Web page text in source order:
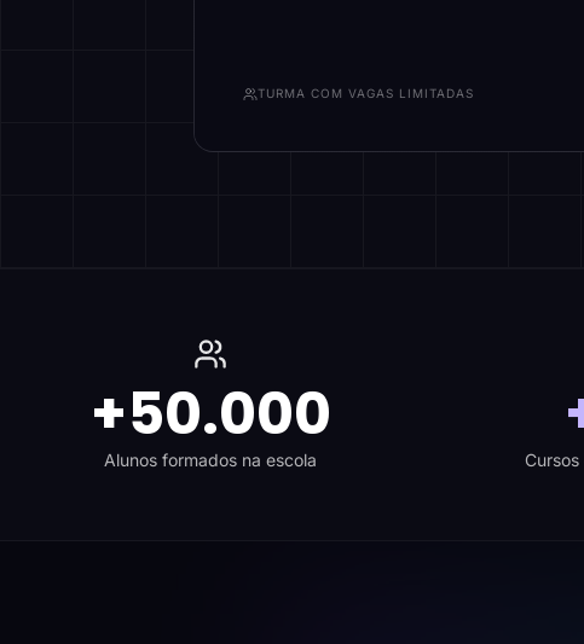
TURMA COM VAGAS LIMITADAS
+50.000
Alunos formados na escola